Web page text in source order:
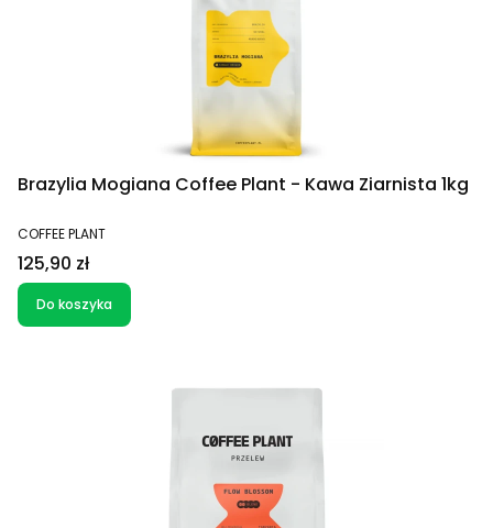
Brazylia Mogiana Coffee Plant - Kawa Ziarnista 1kg
PRODUCENT
COFFEE PLANT
Cena
125,90 zł
Do koszyka